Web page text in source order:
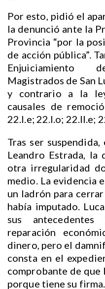
Por esto, pidió el
la denunció ante la
Provincia “por la
de acción pública”.
Enjuiciamiento
Magistrados de San
y contrario a la
causales de
22.I.e; 22.I.o; 22.II.e;
Tras ser
Leandro Estrada, la
otra irregularidad
medio. La evidencia
un ladrón para
había imputado.
sus
reparación
dinero, pero el
consta en el
comprobante de que
porque tiene su